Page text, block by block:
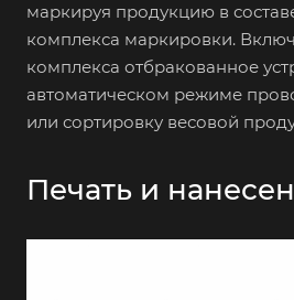
маркируя продукцию в
комплекса маркировки.
комплекса отбракованное
автоматическом режиме
или сортировку весовой
Печать и